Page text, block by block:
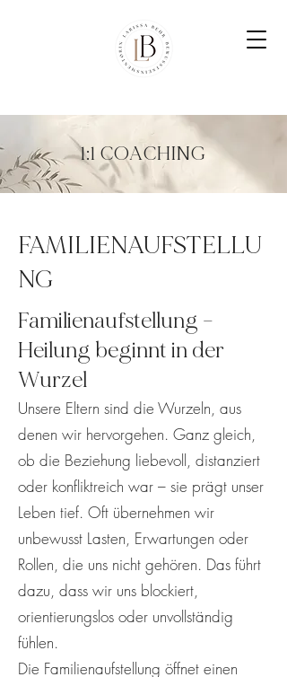
1:1 COACHING
FAMILIENAUFSTELLU
NG
Familienaufstellung –
Heilung beginnt in der
Wurzel
Unsere Eltern sind die Wurzeln, aus
denen wir hervorgehen. Ganz gleich,
ob die Beziehung liebevoll, distanziert
oder konfliktreich war – sie prägt unser
Leben tief. Oft übernehmen wir
unbewusst Lasten, Erwartungen oder
Rollen, die uns nicht gehören. Das führt
dazu, dass wir uns blockiert,
orientierungslos oder unvollständig
fühlen.
Die Familienaufstellung öffnet einen